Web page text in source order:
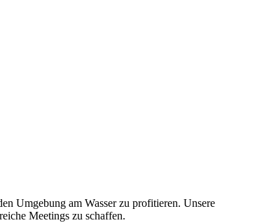
Umgebung am Wasser zu profitieren. Unsere
Meetings zu schaffen.